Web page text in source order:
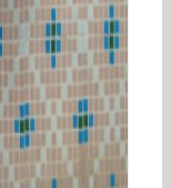
备强力固化